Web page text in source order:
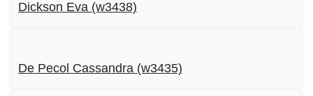
Dickson Eva (w3438)
De Pecol Cassandra (w3435)